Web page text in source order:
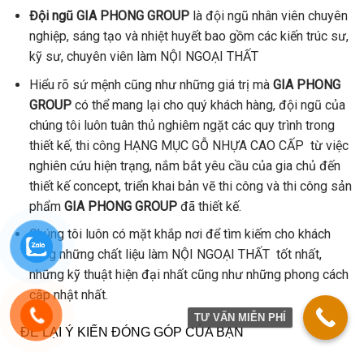
Đội ngũ GIA PHONG GROUPlà đội ngũ nhân viên chuyên
nghiệp, sáng tạo và nhiệt huyết bao gồm các kiến trúc sư,
kỹ sư, chuyên viên làm NỘI NGOẠI THẤT
Hiểu rõ sứ mệnh cũng như những giá trị mà GIA PHONG
GROUP có thể mang lại cho quý khách hàng, đội ngũ của
chúng tôi luôn tuân thủ nghiêm ngặt các quy trình trong
thiết kế, thi công HẠNG MỤC GỖ NHỰA CAO CẤP từ việc
nghiên cứu hiện trạng, nắm bắt yêu cầu của gia chủ đến
thiết kế concept, triển khai bản vẽ thi công và thi công sản
phẩm GIA PHONG GROUP đã thiết kế.
Chúng tôi luôn có mặt khắp nơi để tìm kiếm cho khách
hàng những chất liệu làm NỘI NGOẠI THẤT tốt nhất,
những kỹ thuật hiện đại nhất cũng như những phong cách
cập nhật nhất.
ĐỂ LẠI Ý KIẾN ĐÓNG GÓP CỦA BẠN
TƯ VẤN MIỄN PHÍ